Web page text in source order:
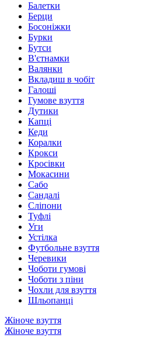
Балетки
Берци
Босоніжки
Бурки
Бутси
В'єтнамки
Валянки
Вкладиш в чобіт
Галоші
Гумове взуття
Дутики
Капці
Кеди
Коралки
Крокси
Кросівки
Мокасини
Сабо
Сандалі
Сліпони
Туфлі
Уги
Устілка
Футбольне взуття
Черевики
Чоботи гумові
Чоботи з піни
Чохли для взуття
Шльопанці
Жіноче взуття
Жіноче взуття